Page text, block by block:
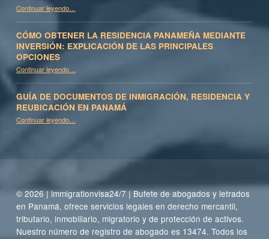
Continuar leyendo“Noticias de inmigración de Panamá”
…
CÓMO OBTENER LA RESIDENCIA PANAMEÑA MEDIANTE
INVERSIÓN: EXPLICACIÓN DE LAS PRINCIPALES
OPCIONES
Continuar leyendo“Cómo obtener la residencia panameña mediante inversión: Explicación de las principales opciones”
…
GUÍA DE DOCUMENTOS DE INMIGRACIÓN, RESIDENCIA Y
REUBICACIÓN EN PANAMÁ
Continuar leyendo“Guía de documentos de inmigración, residencia y reubicación en Panamá”
…
© 2026 | immigrationvisa24/7 | Bufete de abogados y letrados
en Panamá, ofrece servicios legales en derecho mercantil,
tributario, inmobiliario, migratorio y de protección de activos.
Nuestro número de registro de abogado es 13474. Todos los